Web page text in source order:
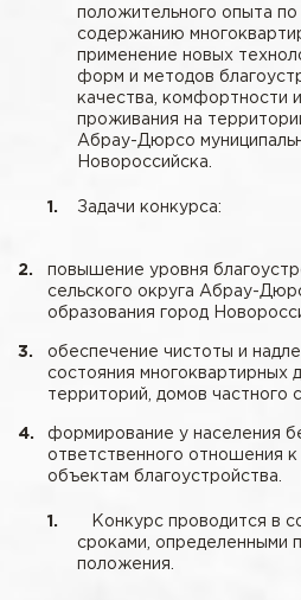
положительного опыта
содержанию
применение новых
форм и методов
качества, комфортности
проживания на
Абрау-Дюрсо
Новороссийска.
Задачи конкурса:
повышение уровня
сельского округа Абрау-
образования город
обеспечение чистоты и
состояния многоквартирных
территорий, домов частного
формирование у населения
ответственного отношения
объектам благоустройства.
Конкурс проводится в
сроками, определенными
положения.